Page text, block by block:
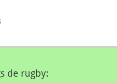
de rugby: